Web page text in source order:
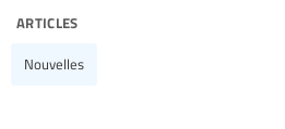
articles
Nouvelles